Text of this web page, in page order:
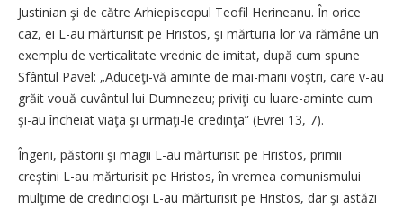
Justinian şi de către Arhiepiscopul Teofil Herineanu. În orice
caz, ei L-au mărturisit pe Hristos, şi mărturia lor va rămâne un
exemplu de verticalitate vrednic de imitat, după cum spune
Sfântul Pavel: „Aduceţi-vă aminte de mai-marii voştri, care v-au
grăit vouă cuvântul lui Dumnezeu; priviţi cu luare-aminte cum
şi-au încheiat viaţa şi urmaţi-le credinţa” (Evrei 13, 7).
Îngerii, păstorii şi magii L-au mărturisit pe Hristos, primii
creştini L-au mărturisit pe Hristos, în vremea comunismului
mulţime de credincioşi L-au mărturisit pe Hristos, dar şi astăzi